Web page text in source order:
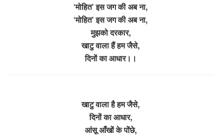
‘मोहित’ इस जग की अब ना,
‘मोहित’ इस जग की अब ना,
मुझको दरकार,
खाटु वाला हैं हम जैसे,
दिनों का आधार।।
खाटु वाला है हम जैसे,
दिनों का आधार,
आंसू आँखों के पोंछे,